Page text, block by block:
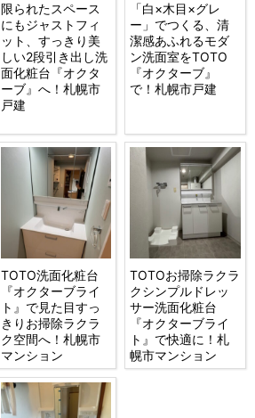
限られたスペース
にもジャストフィ
ット、すっきり美
しい2段引き出し洗
面化粧台『オクタ
ーブ』へ！札幌市
戸建
「白×木目×グレ
ー」でつくる、清
潔感あふれるモダ
ン洗面室をTOTO
『オクターブ』
で！札幌市戸建
TOTO洗面化粧台
『オクターブライ
ト』で見た目すっ
きりお掃除ラクラ
ク空間へ！札幌市
マンション
TOTOお掃除ラクラ
クシンプルドレッ
サー洗面化粧台
『オクターブライ
ト』で快適に！札
幌市マンション